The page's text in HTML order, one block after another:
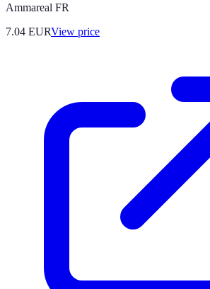
Ammareal FR
7.04 EURView price